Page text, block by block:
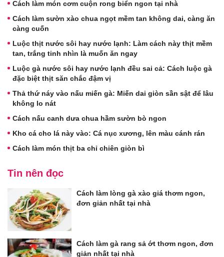
Cách làm món cơm cuộn rong biển ngon tại nhà
Cách làm sườn xào chua ngọt mềm tan không dai, càng ăn
càng cuốn
Luộc thịt nước sôi hay nước lạnh: Làm cách này thịt mềm
tan, trắng tinh nhìn là muốn ăn ngay
Luộc gà nước sôi hay nước lạnh đều sai cả: Cách luộc gà
đặc biệt thịt săn chắc đậm vị
Thả thứ náy vào nấu miến gà: Miến dai giòn sần sật để lâu
không lo nát
Cách nấu canh dưa chua hầm sườn bò ngon
Kho cá cho lá này vào: Cá nục xương, lên màu cánh rán
Cách làm món thịt ba chỉ chiên giòn bì
Tin nên đọc
Cách làm lòng gà xào giá thơm ngon,
đơn giản nhất tại nhà
Cách làm gà rang sả ớt thơm ngon, đơn
giản nhất tại nhà